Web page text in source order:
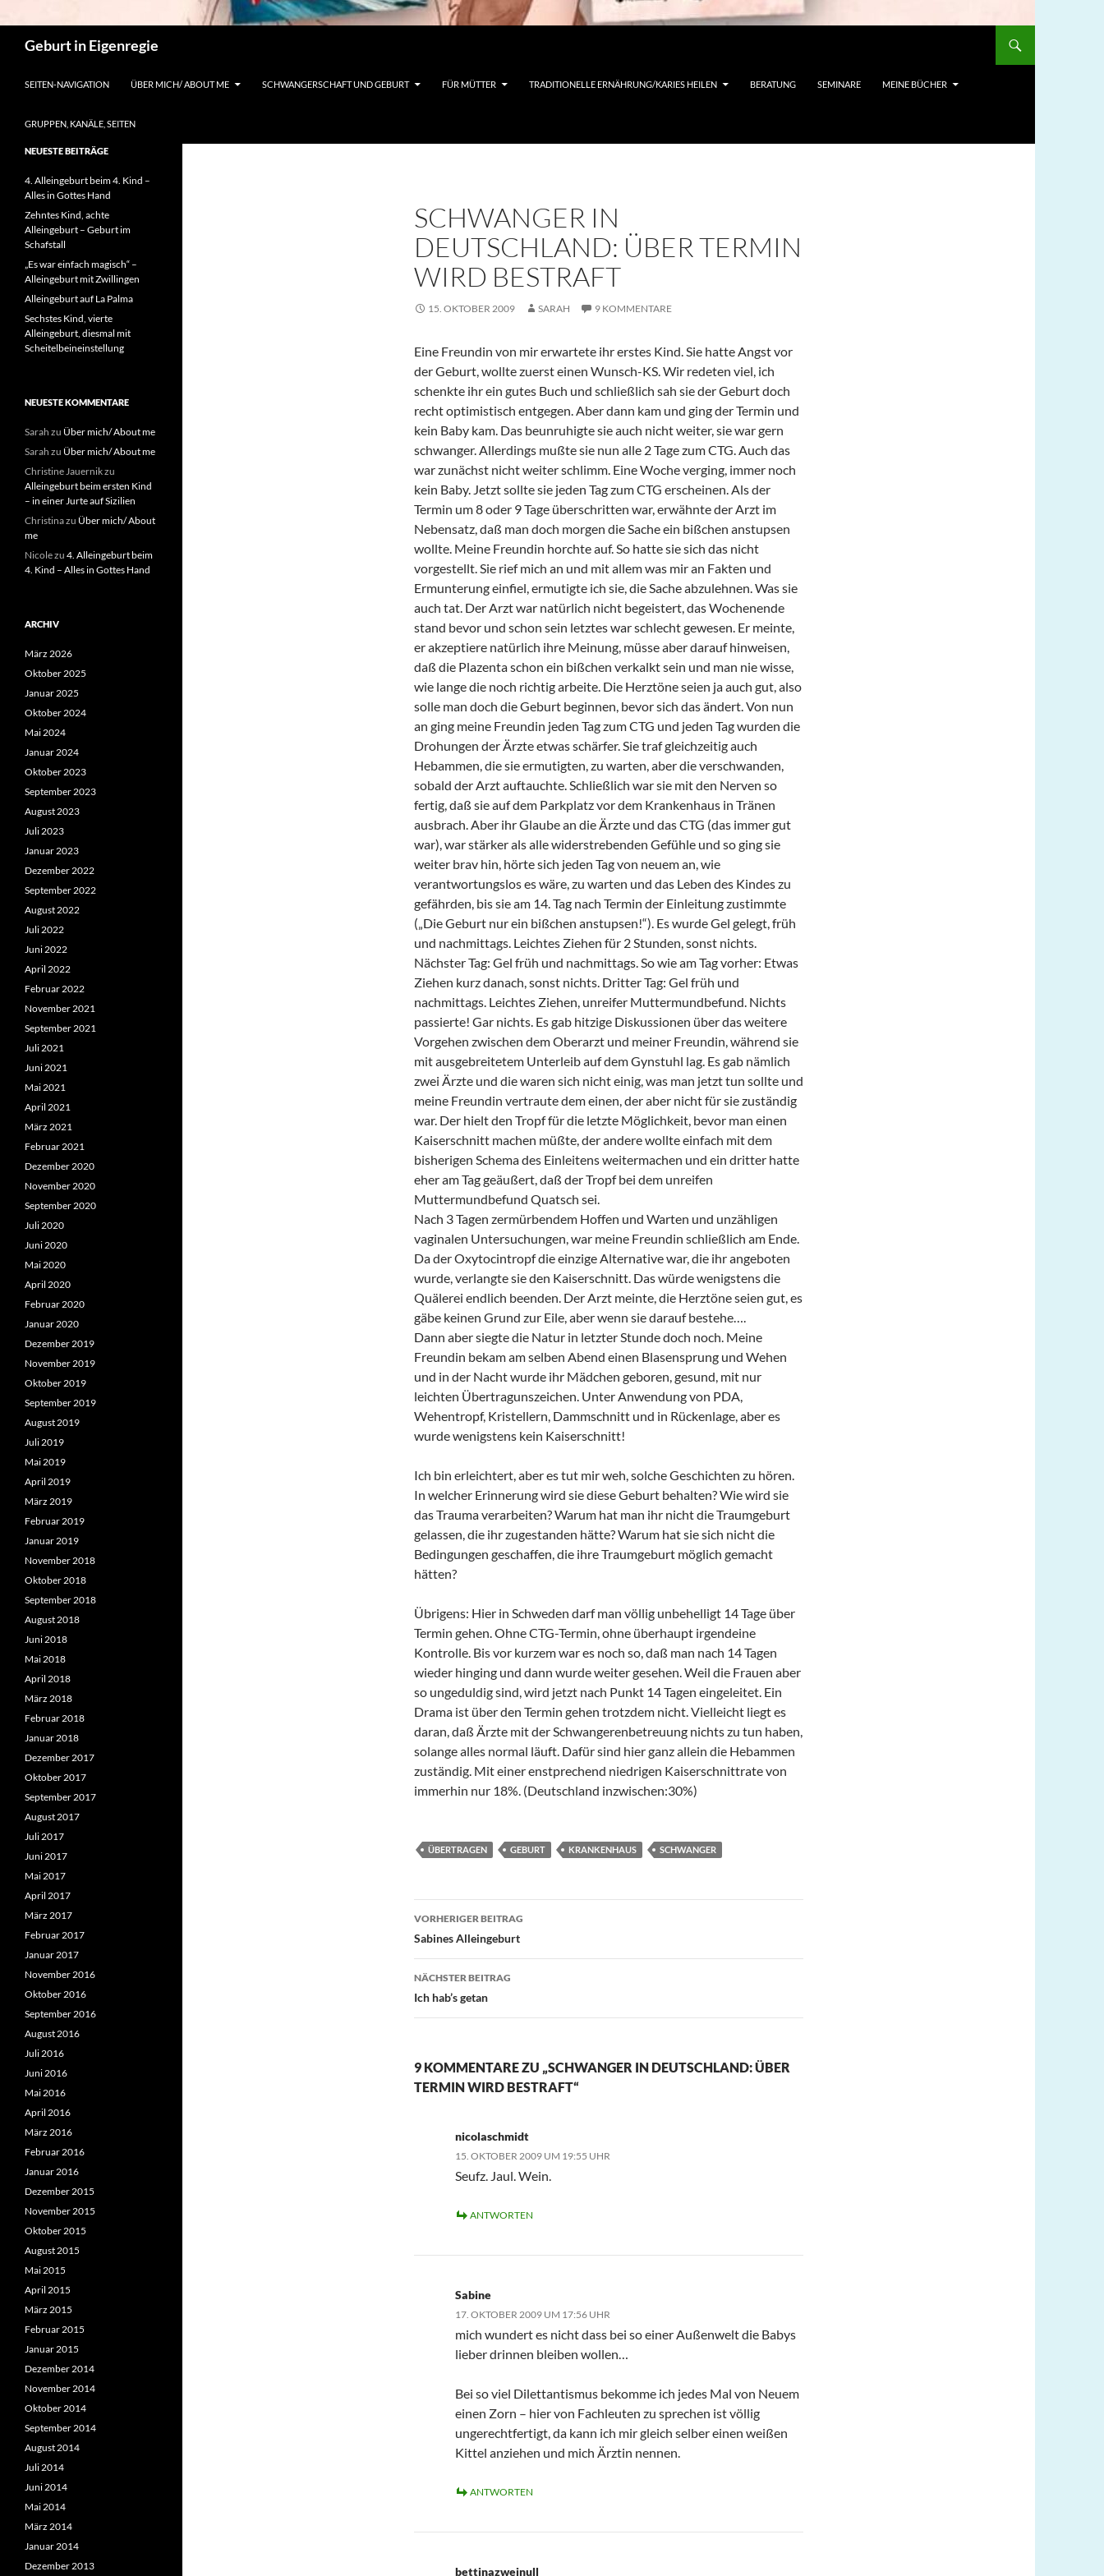
Geburt in Eigenregie
SEITEN-NAVIGATION ÜBER MICH/ ABOUT ME SCHWANGERSCHAFT UND GEBURT FÜR MÜTTER TRADITIONELLE ERNÄHRUNG/KARIES HEILEN BERATUNG SEMINARE MEINE BÜCHER
GRUPPEN, KANÄLE, SEITEN
SCHWANGER IN
DEUTSCHLAND: ÜBER TERMIN
WIRD BESTRAFT
15. OKTOBER 2009 SARAH 9 KOMMENTARE
Eine Freundin von mir erwartete ihr erstes Kind. Sie hatte Angst vor
der Geburt, wollte zuerst einen Wunsch-KS. Wir redeten viel, ich
schenkte ihr ein gutes Buch und schließlich sah sie der Geburt doch
recht optimistisch entgegen. Aber dann kam und ging der Termin und
kein Baby kam. Das beunruhigte sie auch nicht weiter, sie war gern
schwanger. Allerdings mußte sie nun alle 2 Tage zum CTG. Auch das
war zunächst nicht weiter schlimm. Eine Woche verging, immer noch
kein Baby. Jetzt sollte sie jeden Tag zum CTG erscheinen. Als der
Termin um 8 oder 9 Tage überschritten war, erwähnte der Arzt im
Nebensatz, daß man doch morgen die Sache ein bißchen anstupsen
wollte. Meine Freundin horchte auf. So hatte sie sich das nicht
vorgestellt. Sie rief mich an und mit allem was mir an Fakten und
Ermunterung einfiel, ermutigte ich sie, die Sache abzulehnen. Was sie
auch tat. Der Arzt war natürlich nicht begeistert, das Wochenende
stand bevor und schon sein letztes war schlecht gewesen. Er meinte,
er akzeptiere natürlich ihre Meinung, müsse aber darauf hinweisen,
daß die Plazenta schon ein bißchen verkalkt sein und man nie wisse,
wie lange die noch richtig arbeite. Die Herztöne seien ja auch gut, also
solle man doch die Geburt beginnen, bevor sich das ändert. Von nun
an ging meine Freundin jeden Tag zum CTG und jeden Tag wurden die
Drohungen der Ärzte etwas schärfer. Sie traf gleichzeitig auch
Hebammen, die sie ermutigten, zu warten, aber die verschwanden,
sobald der Arzt auftauchte. Schließlich war sie mit den Nerven so
fertig, daß sie auf dem Parkplatz vor dem Krankenhaus in Tränen
ausbrach. Aber ihr Glaube an die Ärzte und das CTG (das immer gut
war), war stärker als alle widerstrebenden Gefühle und so ging sie
weiter brav hin, hörte sich jeden Tag von neuem an, wie
verantwortungslos es wäre, zu warten und das Leben des Kindes zu
gefährden, bis sie am 14. Tag nach Termin der Einleitung zustimmte
(„Die Geburt nur ein bißchen anstupsen!“). Es wurde Gel gelegt, früh
und nachmittags. Leichtes Ziehen für 2 Stunden, sonst nichts.
Nächster Tag: Gel früh und nachmittags. So wie am Tag vorher: Etwas
Ziehen kurz danach, sonst nichts. Dritter Tag: Gel früh und
nachmittags. Leichtes Ziehen, unreifer Muttermundbefund. Nichts
passierte! Gar nichts. Es gab hitzige Diskussionen über das weitere
Vorgehen zwischen dem Oberarzt und meiner Freundin, während sie
mit ausgebreitetem Unterleib auf dem Gynstuhl lag. Es gab nämlich
zwei Ärzte und die waren sich nicht einig, was man jetzt tun sollte und
meine Freundin vertraute dem einen, der aber nicht für sie zuständig
war. Der hielt den Tropf für die letzte Möglichkeit, bevor man einen
Kaiserschnitt machen müßte, der andere wollte einfach mit dem
bisherigen Schema des Einleitens weitermachen und ein dritter hatte
eher am Tag geäußert, daß der Tropf bei dem unreifen
Muttermundbefund Quatsch sei.
Nach 3 Tagen zermürbendem Hoffen und Warten und unzähligen
vaginalen Untersuchungen, war meine Freundin schließlich am Ende.
Da der Oxytocintropf die einzige Alternative war, die ihr angeboten
wurde, verlangte sie den Kaiserschnitt. Das würde wenigstens die
Quälerei endlich beenden. Der Arzt meinte, die Herztöne seien gut, es
gäbe keinen Grund zur Eile, aber wenn sie darauf bestehe….
Dann aber siegte die Natur in letzter Stunde doch noch. Meine
Freundin bekam am selben Abend einen Blasensprung und Wehen
und in der Nacht wurde ihr Mädchen geboren, gesund, mit nur
leichten Übertragunszeichen. Unter Anwendung von PDA,
Wehentropf, Kristellern, Dammschnitt und in Rückenlage, aber es
wurde wenigstens kein Kaiserschnitt!
Ich bin erleichtert, aber es tut mir weh, solche Geschichten zu hören.
In welcher Erinnerung wird sie diese Geburt behalten? Wie wird sie
das Trauma verarbeiten? Warum hat man ihr nicht die Traumgeburt
gelassen, die ihr zugestanden hätte? Warum hat sie sich nicht die
Bedingungen geschaffen, die ihre Traumgeburt möglich gemacht
hätten?
Übrigens: Hier in Schweden darf man völlig unbehelligt 14 Tage über
Termin gehen. Ohne CTG-Termin, ohne überhaupt irgendeine
Kontrolle. Bis vor kurzem war es noch so, daß man nach 14 Tagen
wieder hinging und dann wurde weiter gesehen. Weil die Frauen aber
so ungeduldig sind, wird jetzt nach Punkt 14 Tagen eingeleitet. Ein
Drama ist über den Termin gehen trotzdem nicht. Vielleicht liegt es
daran, daß Ärzte mit der Schwangerenbetreuung nichts zu tun haben,
solange alles normal läuft. Dafür sind hier ganz allein die Hebammen
zuständig. Mit einer enstprechend niedrigen Kaiserschnittrate von
immerhin nur 18%. (Deutschland inzwischen:30%)
ÜBERTRAGEN GEBURT KRANKENHAUS SCHWANGER
Beitragsnavigation
VORHERIGER BEITRAG
Sabines Alleingeburt
NÄCHSTER BEITRAG
Ich hab’s getan
9 KOMMENTARE ZU „SCHWANGER IN DEUTSCHLAND: ÜBER
TERMIN WIRD BESTRAFT“
nicolaschmidt
15. OKTOBER 2009 UM 19:55 UHR
Seufz. Jaul. Wein.
ANTWORTEN
Sabine
17. OKTOBER 2009 UM 17:56 UHR
mich wundert es nicht dass bei so einer Außenwelt die Babys
lieber drinnen bleiben wollen…
Bei so viel Dilettantismus bekomme ich jedes Mal von Neuem
einen Zorn – hier von Fachleuten zu sprechen ist völlig
ungerechtfertigt, da kann ich mir gleich selber einen weißen
Kittel anziehen und mich Ärztin nennen.
ANTWORTEN
bettinazweinull
NEUESTE BEITRÄGE
4. Alleingeburt beim 4. Kind –
Alles in Gottes Hand
Zehntes Kind, achte
Alleingeburt – Geburt im
Schafstall
„Es war einfach magisch“ –
Alleingeburt mit Zwillingen
Alleingeburt auf La Palma
Sechstes Kind, vierte
Alleingeburt, diesmal mit
Scheitelbeineinstellung
NEUESTE KOMMENTARE
Sarah zu Über mich/ About me
Sarah zu Über mich/ About me
Christine Jauernikzu
Alleingeburt beim ersten Kind
– in einer Jurte auf Sizilien
Christinazu Über mich/ About
me
Nicolezu 4. Alleingeburt beim
4. Kind – Alles in Gottes Hand
ARCHIV
März 2026
Oktober 2025
Januar 2025
Oktober 2024
Mai 2024
Januar 2024
Oktober 2023
September 2023
August 2023
Juli 2023
Januar 2023
Dezember 2022
September 2022
August 2022
Juli 2022
Juni 2022
April 2022
Februar 2022
November 2021
September 2021
Juli 2021
Juni 2021
Mai 2021
April 2021
März 2021
Februar 2021
Dezember 2020
November 2020
September 2020
Juli 2020
Juni 2020
Mai 2020
April 2020
Februar 2020
Januar 2020
Dezember 2019
November 2019
Oktober 2019
September 2019
August 2019
Juli 2019
Mai 2019
April 2019
März 2019
Februar 2019
Januar 2019
November 2018
Oktober 2018
September 2018
August 2018
Juni 2018
Mai 2018
April 2018
März 2018
Februar 2018
Januar 2018
Dezember 2017
Oktober 2017
September 2017
August 2017
Juli 2017
Juni 2017
Mai 2017
April 2017
März 2017
Februar 2017
Januar 2017
November 2016
Oktober 2016
September 2016
August 2016
Juli 2016
Juni 2016
Mai 2016
April 2016
März 2016
Februar 2016
Januar 2016
Dezember 2015
November 2015
Oktober 2015
August 2015
Mai 2015
April 2015
März 2015
Februar 2015
Januar 2015
Dezember 2014
November 2014
Oktober 2014
September 2014
August 2014
Juli 2014
Juni 2014
Mai 2014
März 2014
Januar 2014
Dezember 2013